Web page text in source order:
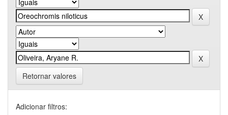
Retornar valores
Adicionar filtros: